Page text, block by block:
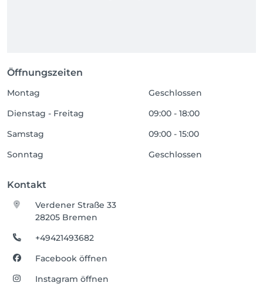
Öffnungszeiten
Montag
Geschlossen
Dienstag - Freitag
09:00 - 18:00
Samstag
09:00 - 15:00
Sonntag
Geschlossen
Kontakt
Verdener Straße 33
28205 Bremen
+49421493682
Facebook öffnen
Instagram öffnen